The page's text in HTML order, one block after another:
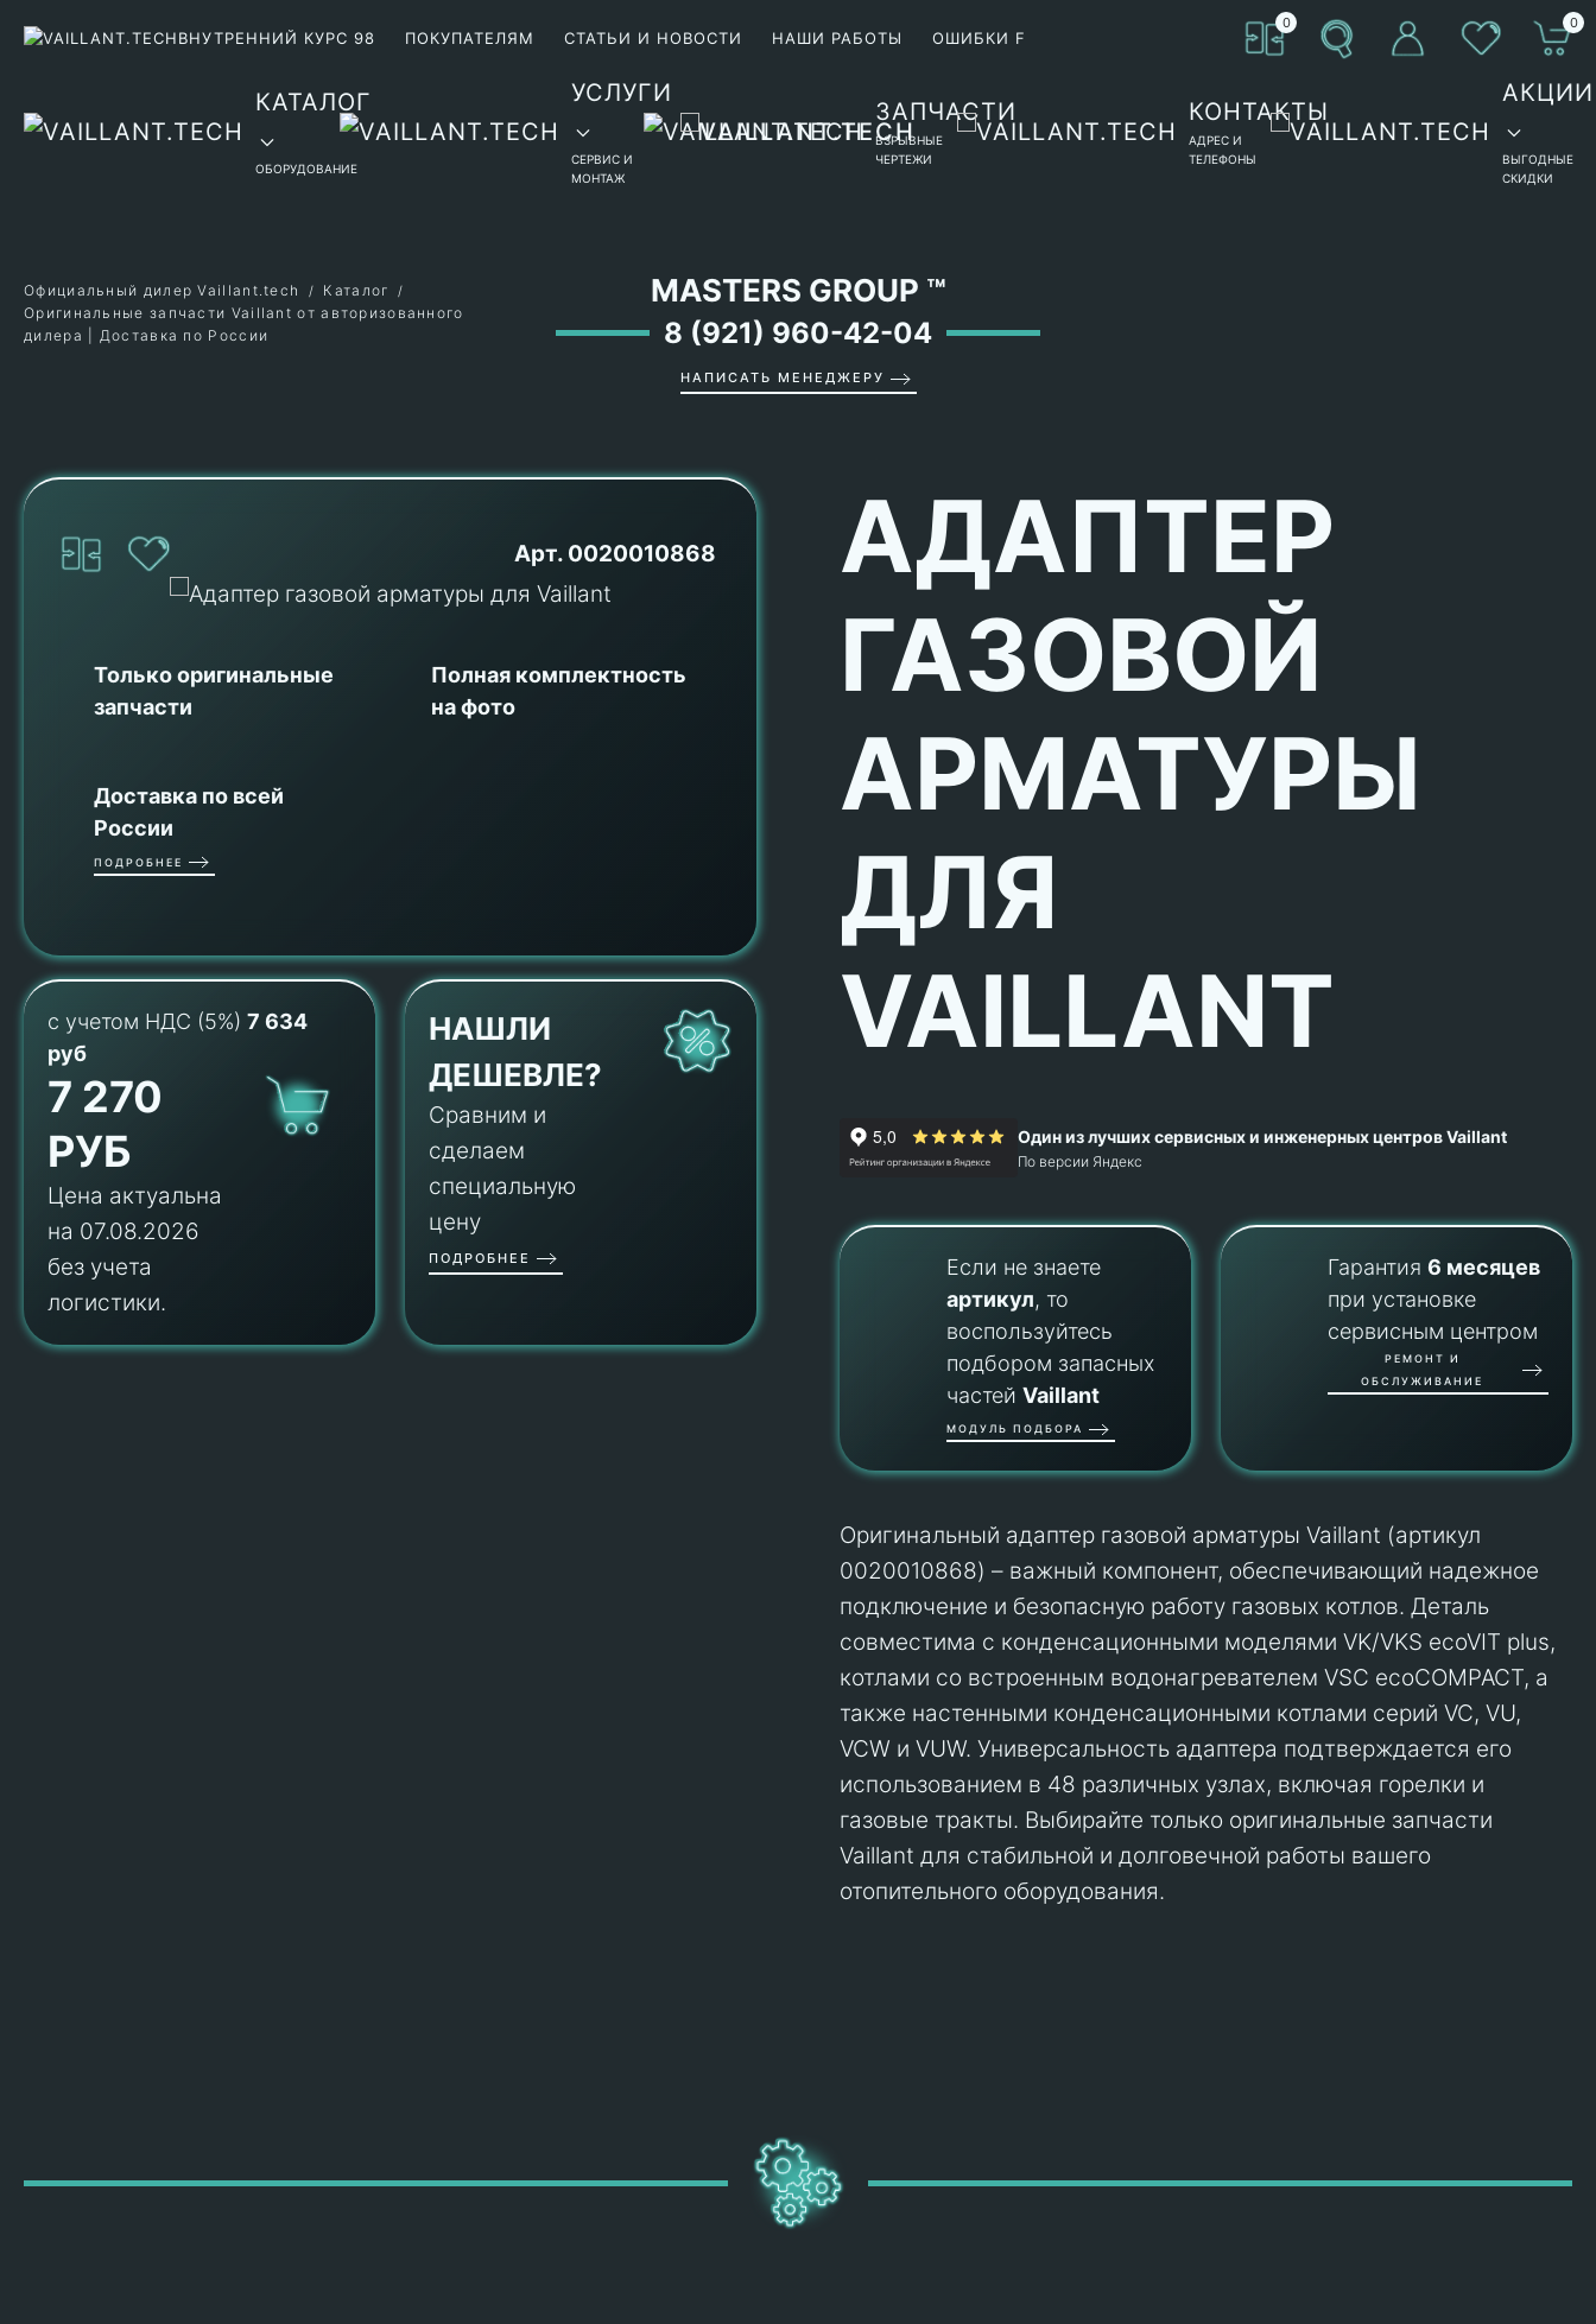
ВНУТРЕННИЙ КУРС 98 ПОКУПАТЕЛЯМ СТАТЬИ И НОВОСТИ НАШИ РАБОТЫ ОШИБКИ F
0 0
КАТАЛОГ
ОБОРУДОВАНИЕ
УСЛУГИ
СЕРВИС И
МОНТАЖ
ЗАПЧАСТИ
ВЗРЫВНЫЕ
ЧЕРТЕЖИ
КОНТАКТЫ
АДРЕС И
ТЕЛЕФОНЫ
АКЦИИ
ВЫГОДНЫЕ
СКИДКИ
MASTERS GROUP ™
8 (921) 960-42-04
НАПИСАТЬ МЕНЕДЖЕРУ
Официальный дилер Vaillant.tech
Каталог
Оригинальные запчасти Vaillant от авторизованного
дилера | Доставка по России
Арт. 0020010868
Только оригинальные
запчасти
Полная комплектность
на фото
Доставка по всей
России
ПОДРОБНЕЕ
с учетом НДС (5%) 7 634
руб
7 270
РУБ
Цена актуальна
на 07.08.2026
без учета
логистики.
НАШЛИ
ДЕШЕВЛЕ?
Сравним и
сделаем
специальную
цену
ПОДРОБНЕЕ
АДАПТЕР
ГАЗОВОЙ
АРМАТУРЫ
ДЛЯ
VAILLANT
Один из лучших сервисных и инженерных центров Vaillant
По версии Яндекс
Если не знаете
артикул, то
воспользуйтесь
подбором запасных
частейVaillant
МОДУЛЬ ПОДБОРА
Гарантия6 месяцев
при установке
сервисным центром
РЕМОНТ И
ОБСЛУЖИВАНИЕ
Оригинальный адаптер газовой арматуры Vaillant (артикул
0020010868) – важный компонент, обеспечивающий надежное
подключение и безопасную работу газовых котлов. Деталь
совместима с конденсационными моделями VK/VKS ecoVIT plus,
котлами со встроенным водонагревателем VSC ecoCOMPACT, а
также настенными конденсационными котлами серий VC, VU,
VCW и VUW. Универсальность адаптера подтверждается его
использованием в 48 различных узлах, включая горелки и
газовые тракты. Выбирайте только оригинальные запчасти
Vaillant для стабильной и долговечной работы вашего
отопительного оборудования.